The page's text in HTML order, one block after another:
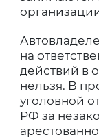
на
действий в
нельзя. В
уголовной
РФ за